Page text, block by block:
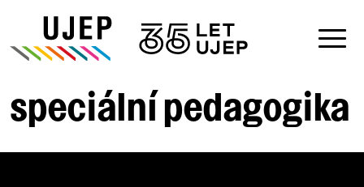
speciální pedagogika